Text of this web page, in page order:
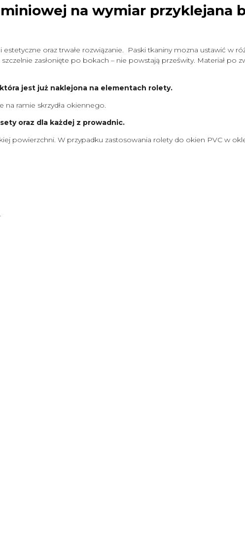
na wymiar przyklejana
oraz trwałe rozwiązanie. Paski tkaniny mozna ustawić w
zasłonięte po bokach – nie powstają prześwity. Materiał po
jest już naklejona na elementach rolety.
ramie skrzydła okiennego.
oraz dla każdej z prowadnic.
powierzchni. W przypadku zastosowania rolety do okien PVC w